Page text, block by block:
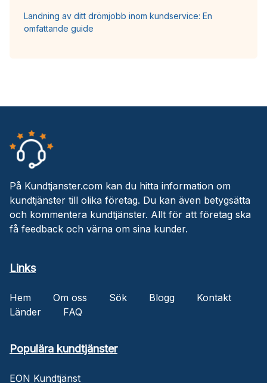
Landning av ditt drömjobb inom kundservice: En
omfattande guide
På Kundtjanster.com kan du hitta information om
kundtjänster till olika företag. Du kan även betygsätta
och kommentera kundtjänster. Allt för att företag ska
få feedback och värna om sina kunder.
Links
Hem Om oss Sök Blogg
Kontakt
Länder
FAQ
Populära kundtjänster
EON Kundtjänst